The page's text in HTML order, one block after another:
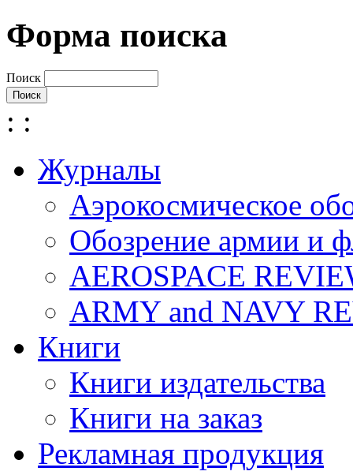
Форма поиска
Поиск
: :
Журналы
Аэрокосмическое
Обозрение армии и
AEROSPACE
ARMY and NAVY
Книги
Книги издательства
Книги на заказ
Рекламная продукция